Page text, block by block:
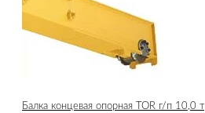
Балка концевая опорная TOR г/п 10,0 т